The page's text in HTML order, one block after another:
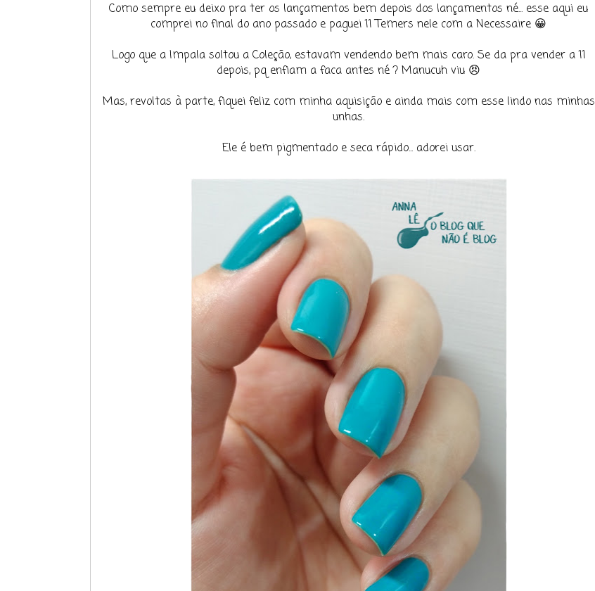
Como sempre eu deixo pra ter os lançamentos bem depois dos lançamentos né... esse aqui eu
comprei no final do ano passado e paguei 11 Temers nele com a Necessaire 😀
Logo que a Impala soltou a Coleção, estavam vendendo bem mais caro. Se da pra vender a 11
depois, pq enfiam a faca antes né ? Manucuh viu 😠
Mas, revoltas à parte, fiquei feliz com minha aquisição e ainda mais com esse lindo nas minhas
unhas.
Ele é bem pigmentado e seca rápido... adorei usar.